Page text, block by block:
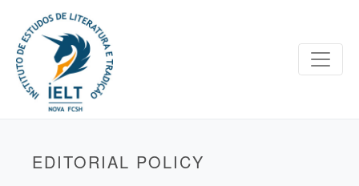
EDITORIAL POLICY